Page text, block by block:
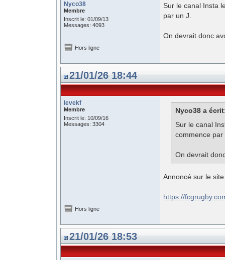
Nyco38
Membre
Inscrit le: 01/09/13
Messages: 4093
Sur le canal Insta
par un J.
On devrait donc
Hors ligne
21/01/26 18:44
levekf
Membre
Inscrit le: 10/09/16
Messages: 3304
Nyco38 a
Sur le canal
commence par
On devrait
Annoncé sur le
https://
Hors ligne
21/01/26 18:53